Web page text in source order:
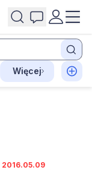
Więcej
2016.05.09